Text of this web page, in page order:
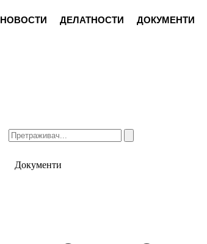
НОВОСТИ ДЕЛАТНОСТИ ДОКУМЕНТИ
Документи